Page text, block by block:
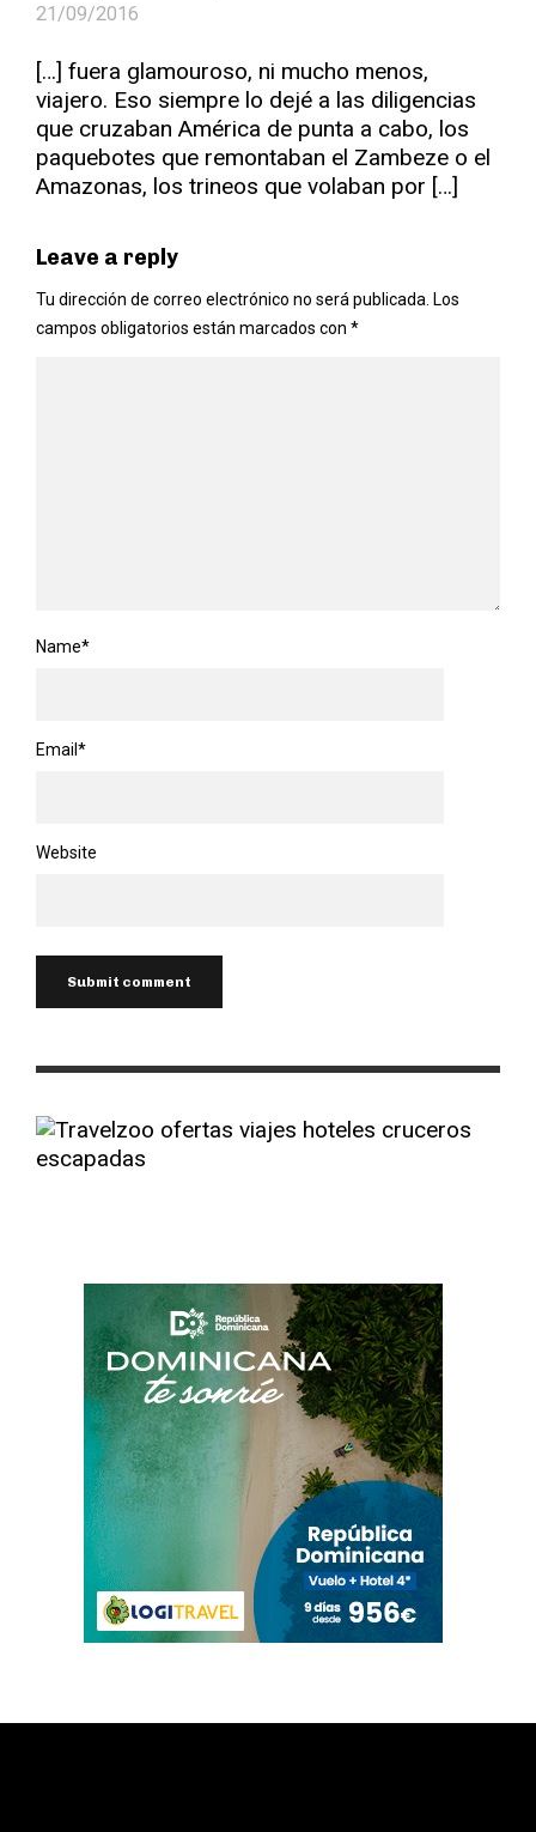
21/09/2016
[…] fuera glamouroso, ni mucho menos,
viajero. Eso siempre lo dejé a las diligencias
que cruzaban América de punta a cabo, los
paquebotes que remontaban el Zambeze o el
Amazonas, los trineos que volaban por […]
Leave a reply
Tu dirección de correo electrónico no será publicada. Los
campos obligatorios están marcados con *
Name*
Email*
Website